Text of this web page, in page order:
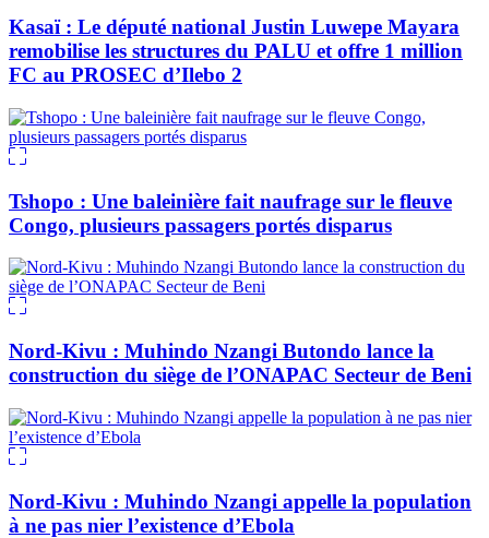
Kasaï : Le député national Justin Luwepe Mayara
remobilise les structures du PALU et offre 1 million
FC au PROSEC d’Ilebo 2
Tshopo : Une baleinière fait naufrage sur le fleuve
Congo, plusieurs passagers portés disparus
Nord-Kivu : Muhindo Nzangi Butondo lance la
construction du siège de l’ONAPAC Secteur de Beni
Nord-Kivu : Muhindo Nzangi appelle la population
à ne pas nier l’existence d’Ebola